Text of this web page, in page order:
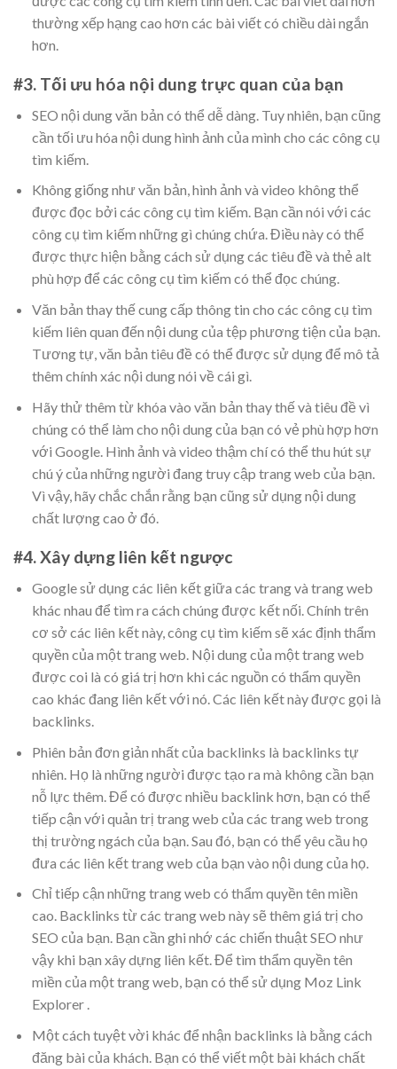
thường xếp hạng cao hơn các bài viết có chiều dài ngắn
hơn.
#3. Tối ưu hóa nội dung trực quan của bạn
SEO nội dung văn bản có thể dễ dàng. Tuy nhiên, bạn cũng
cần tối ưu hóa nội dung hình ảnh của mình cho các công cụ
tìm kiếm.
Không giống như văn bản, hình ảnh và video không thể
được đọc bởi các công cụ tìm kiếm. Bạn cần nói với các
công cụ tìm kiếm những gì chúng chứa. Điều này có thể
được thực hiện bằng cách sử dụng các tiêu đề và thẻ alt
phù hợp để các công cụ tìm kiếm có thể đọc chúng.
Văn bản thay thế cung cấp thông tin cho các công cụ tìm
kiếm liên quan đến nội dung của tệp phương tiện của bạn.
Tương tự, văn bản tiêu đề có thể được sử dụng để mô tả
thêm chính xác nội dung nói về cái gì.
Hãy thử thêm từ khóa vào văn bản thay thế và tiêu đề vì
chúng có thể làm cho nội dung của bạn có vẻ phù hợp hơn
với Google. Hình ảnh và video thậm chí có thể thu hút sự
chú ý của những người đang truy cập trang web của bạn.
Vì vậy, hãy chắc chắn rằng bạn cũng sử dụng nội dung
chất lượng cao ở đó.
#4. Xây dựng liên kết ngược
Google sử dụng các liên kết giữa các trang và trang web
khác nhau để tìm ra cách chúng được kết nối. Chính trên
cơ sở các liên kết này, công cụ tìm kiếm sẽ xác định thẩm
quyền của một trang web. Nội dung của một trang web
được coi là có giá trị hơn khi các nguồn có thẩm quyền
cao khác đang liên kết với nó. Các liên kết này được gọi là
backlinks.
Phiên bản đơn giản nhất của backlinks là backlinks tự
nhiên. Họ là những người được tạo ra mà không cần bạn
nỗ lực thêm. Để có được nhiều backlink hơn, bạn có thể
tiếp cận với quản trị trang web của các trang web trong
thị trường ngách của bạn. Sau đó, bạn có thể yêu cầu họ
đưa các liên kết trang web của bạn vào nội dung của họ.
Chỉ tiếp cận những trang web có thẩm quyền tên miền
cao. Backlinks từ các trang web này sẽ thêm giá trị cho
SEO của bạn. Bạn cần ghi nhớ các chiến thuật SEO như
vậy khi bạn xây dựng liên kết. Để tìm thẩm quyền tên
miền của một trang web, bạn có thể sử dụng Moz Link
Explorer .
Một cách tuyệt vời khác để nhận backlinks là bằng cách
đăng bài của khách. Bạn có thể viết một bài khách chất